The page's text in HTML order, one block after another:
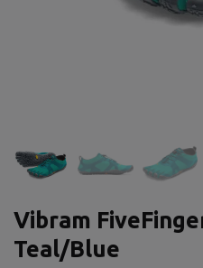
Vibram
Teal/Blue